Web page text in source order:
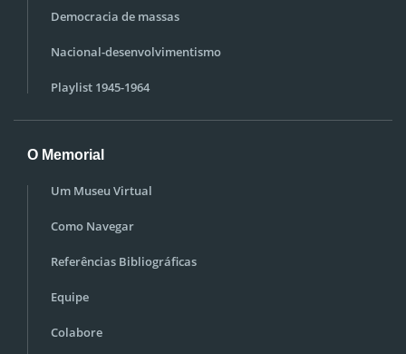
Democracia de massas
Nacional-desenvolvimentismo
Playlist 1945-1964
O Memorial
Um Museu Virtual
Como Navegar
Referências Bibliográficas
Equipe
Colabore